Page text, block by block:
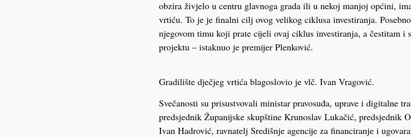
obzira živjelo u centru glavnoga grada ili u nekoj manjoj općini,
vrtiću. To je je finalni cilj ovog velikog ciklusa investiranja.
njegovom timu koji prate cijeli ovaj ciklus investiranja, a čestitam i
projektu – istaknuo je premijer Plenković.
Gradilište dječjeg vrtića blagoslovio je vlč. Ivan Vragović.
Svečanosti su prisustvovali ministar pravosuđa, uprave i digitalne
predsjednik Županijske skupštine Krunoslav Lukačić, predsjednik
Ivan Hadrović, ravnatelj Središnje agencije za financiranje i